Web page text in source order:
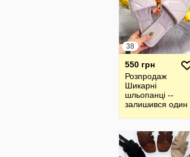
38
550 грн
Розпродаж
Шикарні
шльопанці --
залишився один